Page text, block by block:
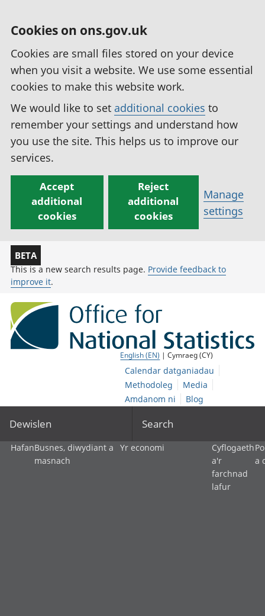
Cookies on ons.gov.uk
Cookies are small files stored on your device
when you visit a website. We use some essential
cookies to make this website work.
We would like to set additional cookies to
remember your settings and understand how
you use the site. This helps us to improve our
services.
Accept
additional
cookies
Reject
additional
cookies
Manage
settings
BETA
This is a new search results page. Provide feedback to
improve it.
English (EN) | Cymraeg (CY)
Calendar datganiadau
Methodoleg
Media
Amdanom ni
Blog
Dewislen Search
HafanBusnes, diwydiant a
masnach
Yr economi
Cyflogaeth
a'r
farchnad
lafur
a